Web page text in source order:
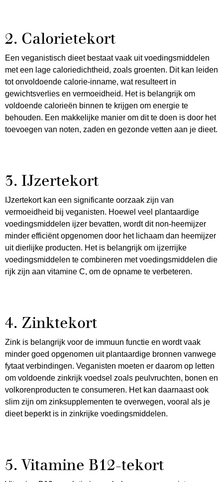
2. Calorietekort
Een veganistisch dieet bestaat vaak uit voedingsmiddelen
met een lage caloriedichtheid, zoals groenten. Dit kan leiden
tot onvoldoende calorie-inname, wat resulteert in
gewichtsverlies en vermoeidheid. Het is belangrijk om
voldoende calorieën binnen te krijgen om energie te
behouden. Een makkelijke manier om dit te doen is door het
toevoegen van noten, zaden en gezonde vetten aan je dieet.
3. IJzertekort
IJzertekort kan een significante oorzaak zijn van
vermoeidheid bij veganisten. Hoewel veel plantaardige
voedingsmiddelen ijzer bevatten, wordt dit non-heemijzer
minder efficiënt opgenomen door het lichaam dan heemijzer
uit dierlijke producten. Het is belangrijk om ijzerrijke
voedingsmiddelen te combineren met voedingsmiddelen die
rijk zijn aan vitamine C, om de opname te verbeteren.
4. Zinktekort
Zink is belangrijk voor de immuun functie en wordt vaak
minder goed opgenomen uit plantaardige bronnen vanwege
fytaat verbindingen. Veganisten moeten er daarom op letten
om voldoende zinkrijk voedsel zoals peulvruchten, bonen en
volkorenproducten te consumeren. Het kan daarnaast ook
slim zijn om zinksupplementen te overwegen, vooral als je
dieet beperkt is in zinkrijke voedingsmiddelen.
5. Vitamine B12-tekort